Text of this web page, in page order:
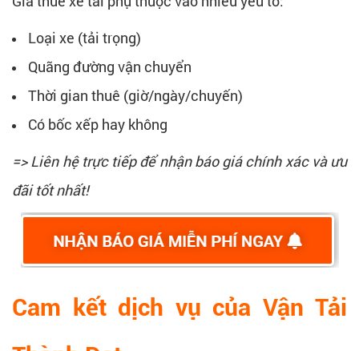
Loại xe (tải trọng)
Quãng đường vận chuyển
Thời gian thuê (giờ/ngày/chuyến)
Có bốc xếp hay không
=> Liên hệ trực tiếp để nhận báo giá chính xác và ưu
đãi tốt nhất!
Cam kết dịch vụ của Vận Tải